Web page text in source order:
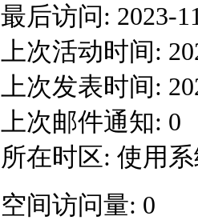
最后访问: 2023-
上次活动时间:
上次发表时间:
上次邮件通知: 0
所在时区: 使用
空间访问量: 0